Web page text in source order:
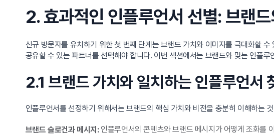
2. 효과적인 인플루언서 선별: 브랜드
신규 방문자를 유치하기 위한 첫 번째 단계는 브랜드 가치와 이미지를 극대화할
공유할 수 있는 파트너를 선택해야 합니다. 이번 섹션에서는 브랜드와 맞는 인플
2.1 브랜드 가치와 일치하는 인플루언서
인플루언서를 선정하기 위해서는 브랜드의 핵심 가치와 비전을 충분히 이해하는
브랜드 슬로건과 메시지:인플루언서의 콘텐츠와 브랜드 메시지가 어떻게 조화를